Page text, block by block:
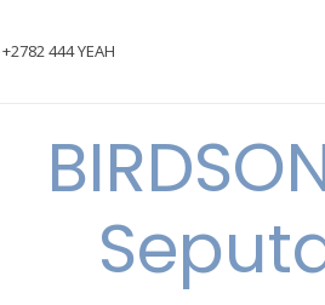
444 YEAH